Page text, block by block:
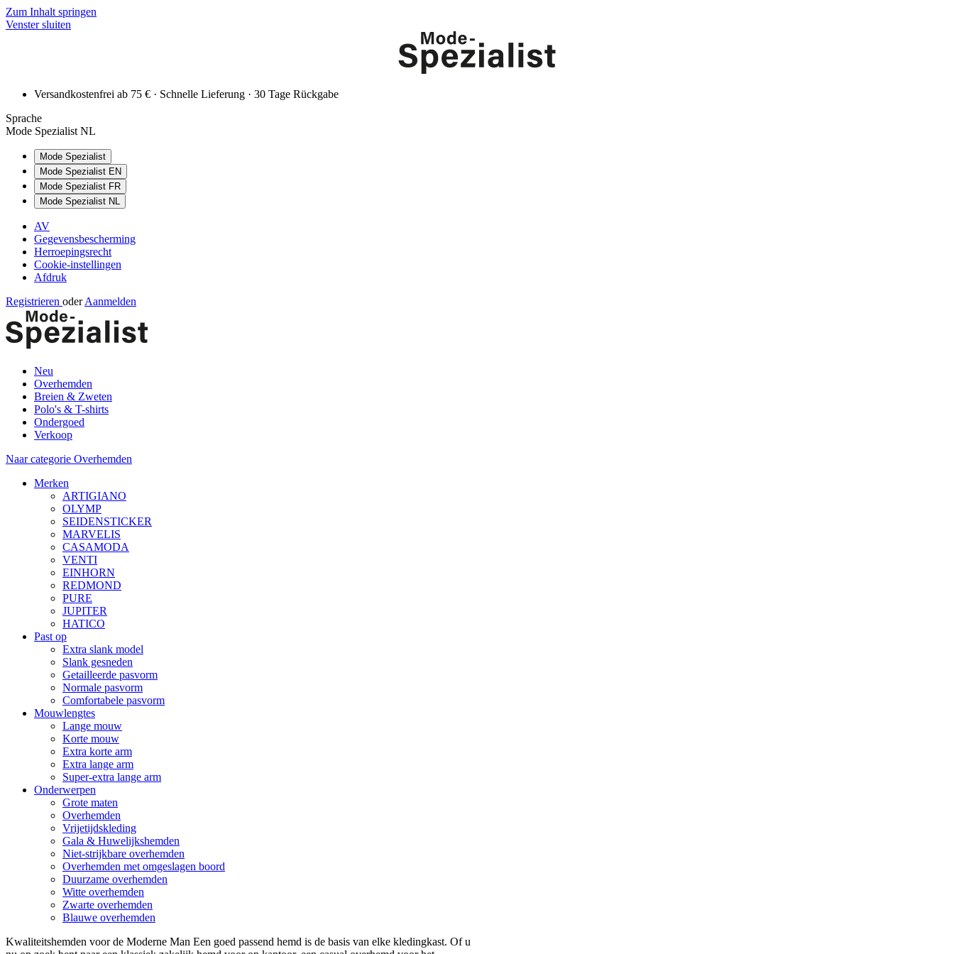
Zum Inhalt springen
Venster sluiten
Versandkostenfrei ab 75 € · Schnelle Lieferung · 30 Tage Rückgabe
Sprache
Mode Spezialist NL
Mode Spezialist
Mode Spezialist EN
Mode Spezialist FR
Mode Spezialist NL
AV
Gegevensbescherming
Herroepingsrecht
Cookie-instellingen
Afdruk
Registrieren oder Aanmelden
Neu
Overhemden
Breien & Zweten
Polo's & T-shirts
Ondergoed
Verkoop
Naar categorie Overhemden
Merken
ARTIGIANO
OLYMP
SEIDENSTICKER
MARVELIS
CASAMODA
VENTI
EINHORN
REDMOND
PURE
JUPITER
HATICO
Past op
Extra slank model
Slank gesneden
Getailleerde pasvorm
Normale pasvorm
Comfortabele pasvorm
Mouwlengtes
Lange mouw
Korte mouw
Extra korte arm
Extra lange arm
Super-extra lange arm
Onderwerpen
Grote maten
Overhemden
Vrijetijdskleding
Gala & Huwelijkshemden
Niet-strijkbare overhemden
Overhemden met omgeslagen boord
Duurzame overhemden
Witte overhemden
Zwarte overhemden
Blauwe overhemden
Kwaliteitshemden voor de Moderne Man Een goed passend hemd is de basis van elke kledingkast. Of u